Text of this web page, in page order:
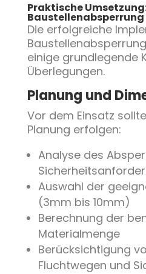
Praktische
Baustellenabsperrung
Die erfolgreiche
einige grundlegende
Überlegungen.
Planung und
Vor dem Einsatz
Planung erfolgen:
Analyse des
Auswahl der
(3mm bis 10mm)
Berechnung der
Materialmenge
Berücksichtigung
Fluchtwegen und